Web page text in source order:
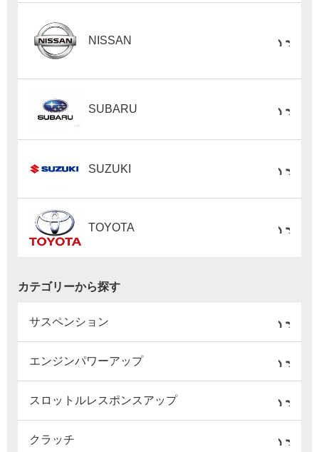
NISSAN
SUBARU
SUZUKI
TOYOTA
カテゴリーから探す
サスペンション
エンジンパワーアップ
スロットルレスポンスアップ
クラッチ